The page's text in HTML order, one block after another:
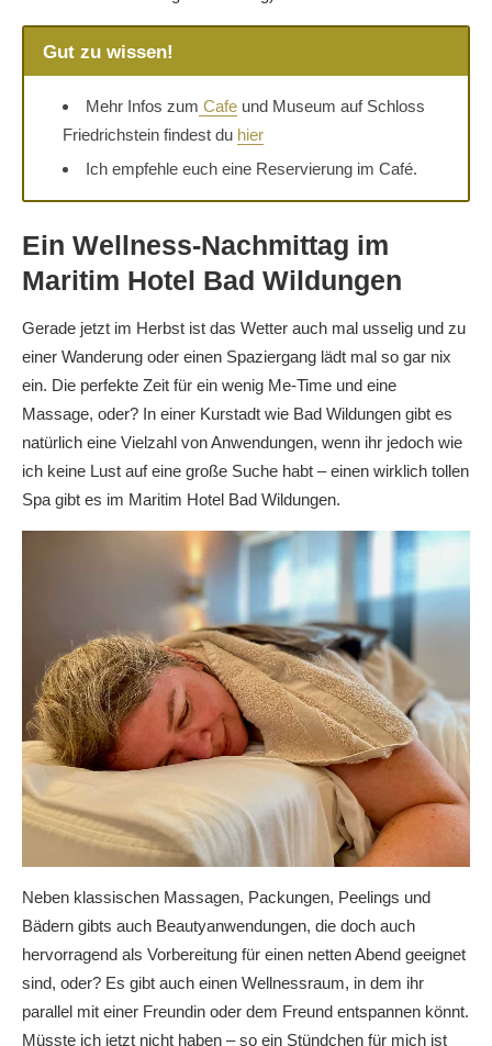
Gut zu wissen!
Mehr Infos zum Cafe und Museum auf Schloss
Friedrichstein findest du hier
Ich empfehle euch eine Reservierung im Café.
Ein Wellness-Nachmittag im
Maritim Hotel Bad Wildungen
Gerade jetzt im Herbst ist das Wetter auch mal usselig und zu
einer Wanderung oder einen Spaziergang lädt mal so gar nix
ein. Die perfekte Zeit für ein wenig Me-Time und eine
Massage, oder? In einer Kurstadt wie Bad Wildungen gibt es
natürlich eine Vielzahl von Anwendungen, wenn ihr jedoch wie
ich keine Lust auf eine große Suche habt – einen wirklich tollen
Spa gibt es im Maritim Hotel Bad Wildungen.
Neben klassischen Massagen, Packungen, Peelings und
Bädern gibts auch Beautyanwendungen, die doch auch
hervorragend als Vorbereitung für einen netten Abend geeignet
sind, oder? Es gibt auch einen Wellnessraum, in dem ihr
parallel mit einer Freundin oder dem Freund entspannen könnt.
Müsste ich jetzt nicht haben – so ein Stündchen für mich ist